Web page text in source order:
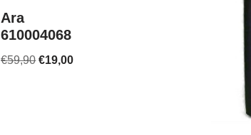
Ara
610004068
€59,90 €19,00